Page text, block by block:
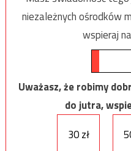
niezależnych ośrodków
wspieraj
Uważasz, że robimy
do jutra,
30 zł